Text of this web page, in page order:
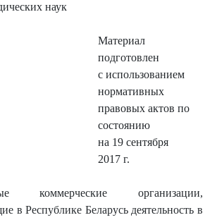
наук
Материал
подготовлен
с использованием
нормативных
правовых актов по
состоянию
на 19 сентября
2017 г.
коммерческие организации,
в Республике Беларусь деятельность в